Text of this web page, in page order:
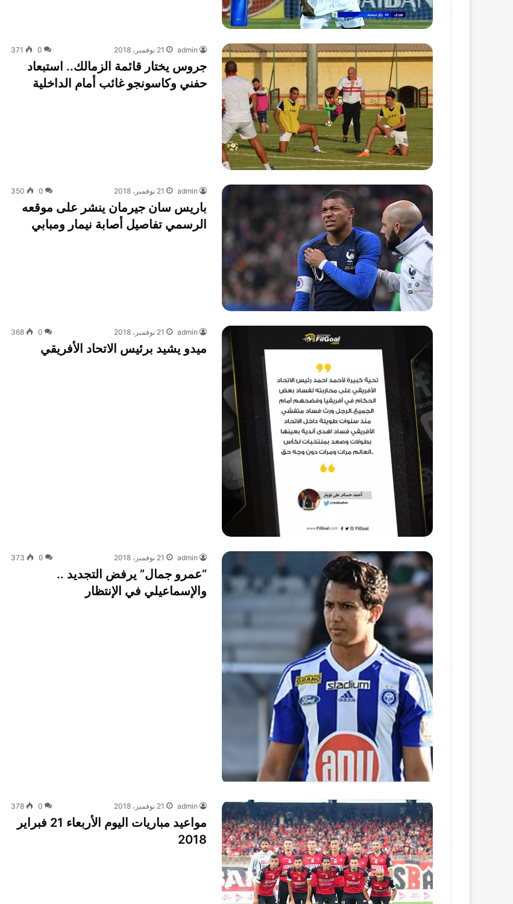
admin 21 نوفمبر، 2018 0
371
جروس يختار قائمة الزمالك.. استبعاد
حفني وكاسونجو غائب أمام الداخلية
admin 21 نوفمبر، 2018 0
350
باريس سان جيرمان ينشر على موقعه
الرسمي تفاصيل أصابة نيمار ومبابي
admin 21 نوفمبر، 2018 0
368
ميدو يشيد برئيس الاتحاد الأفريقي
admin 21 نوفمبر، 2018 0
373
“عمرو جمال” يرفض التجديد ..
والإسماعيلي في الإنتظار
admin 21 نوفمبر، 2018 0
378
مواعيد مباريات اليوم الأربعاء 21 فبراير
2018